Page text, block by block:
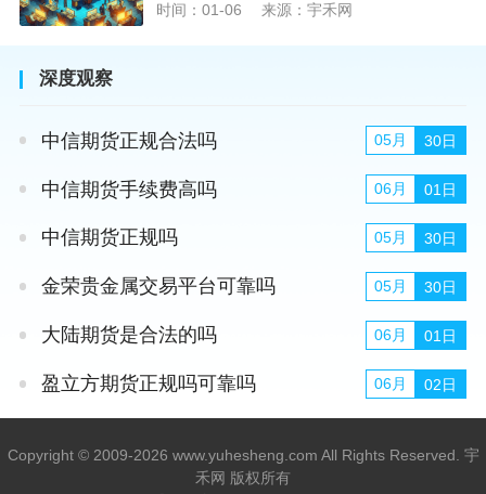
时间：01-06 来源：宇禾网
深度观察
中信期货正规合法吗 05月 30日
中信期货手续费高吗 06月 01日
中信期货正规吗 05月 30日
金荣贵金属交易平台可靠吗 05月 30日
大陆期货是合法的吗 06月 01日
盈立方期货正规吗可靠吗 06月 02日
Copyright © 2009-2026 www.yuhesheng.com All Rights Reserved. 宇
禾网 版权所有